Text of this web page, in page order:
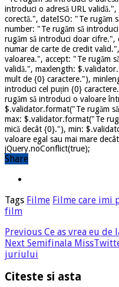
introduci o adresă URL
corectă.", dateISO: "Te rugăm
number: "Te rugăm să
rugăm să introduci doar
numar de carte de credit
valoarea.", accept: "Te rugăm
validă.", maxlength:
mult de {0} caractere."),
introduci cel puțin {0}
rugăm să introduci o valoare
$.validator.format("Te rugăm
max: $.validator.format("Te
mică decât {0}."), min:
valoare egal sau mai mare
jQuery.noConflict(true);
Share
Tags Filme Filme care imi
film
Previous Ce as vrea eu de
Next Semifinala
juriului
Citeste si asta